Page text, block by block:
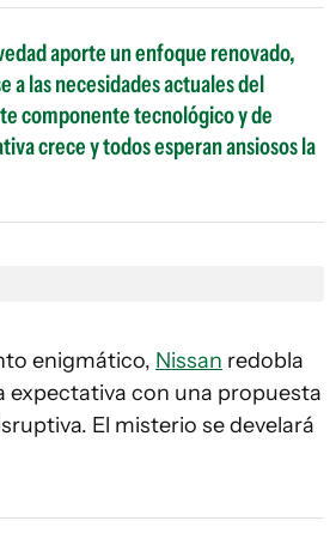
aporte un enfoque renovado,
a las necesidades actuales del
componente tecnológico y de
crece y todos esperan ansiosos la
enigmático, Nissan redobla
expectativa con una propuesta
El misterio se develará